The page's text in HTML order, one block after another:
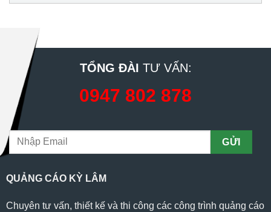
TỔNG ĐÀI TƯ VẤN:
0947 802 878
QUẢNG CÁO KỲ LÂM
Chuyên tư vấn, thiết kế và thi công các công trình quảng cáo